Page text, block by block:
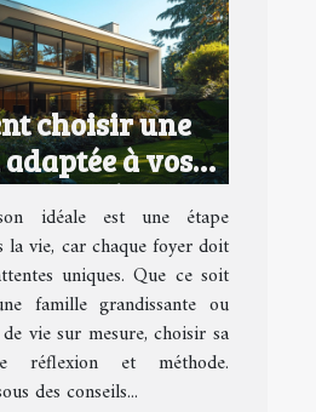
choisir une
à vos
et goûts
idéale est une étape
la vie, car chaque foyer doit
uniques. Que ce soit
famille grandissante ou
vie sur mesure, choisir sa
réflexion et méthode.
des conseils...